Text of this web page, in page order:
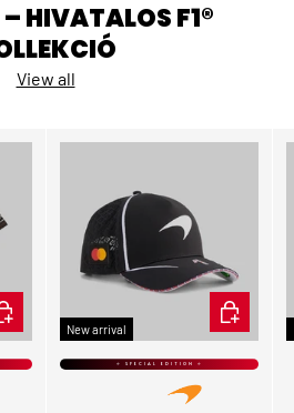
HIVATALOS F1®
View all
OPTIONS
New arrival
⭐ SPECIAL EDITION ⭐
ADD TO